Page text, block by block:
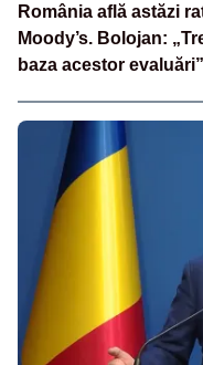
România află astăzi
Moody’s. Bolojan:
baza acestor evaluări”